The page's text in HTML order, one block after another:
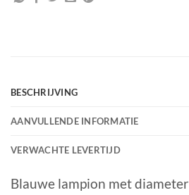
BESCHRIJVING
AANVULLENDE INFORMATIE
VERWACHTE LEVERTIJD
Blauwe lampion met